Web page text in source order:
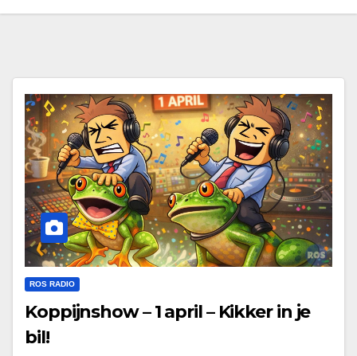
ROS RADIO
Koppijnshow – 1 april – Kikker in je
bil!